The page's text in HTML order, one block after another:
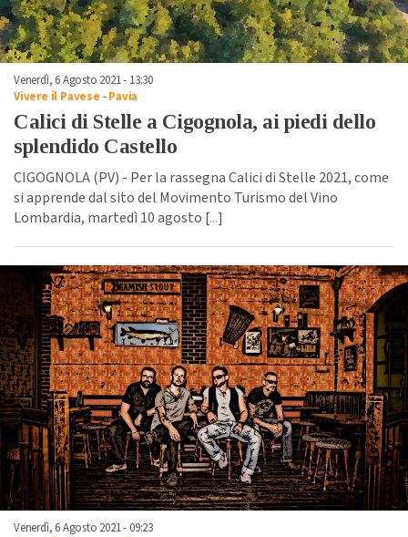
Venerdì, 6 Agosto 2021 - 13:30
Vivere il Pavese -Pavia
Calici di Stelle a Cigognola, ai piedi dello
splendido Castello
CIGOGNOLA (PV) - Per la rassegna Calici di Stelle 2021, come
si apprende dal sito del Movimento Turismo del Vino
Lombardia, martedì 10 agosto [...]
Venerdì, 6 Agosto 2021 - 09:23